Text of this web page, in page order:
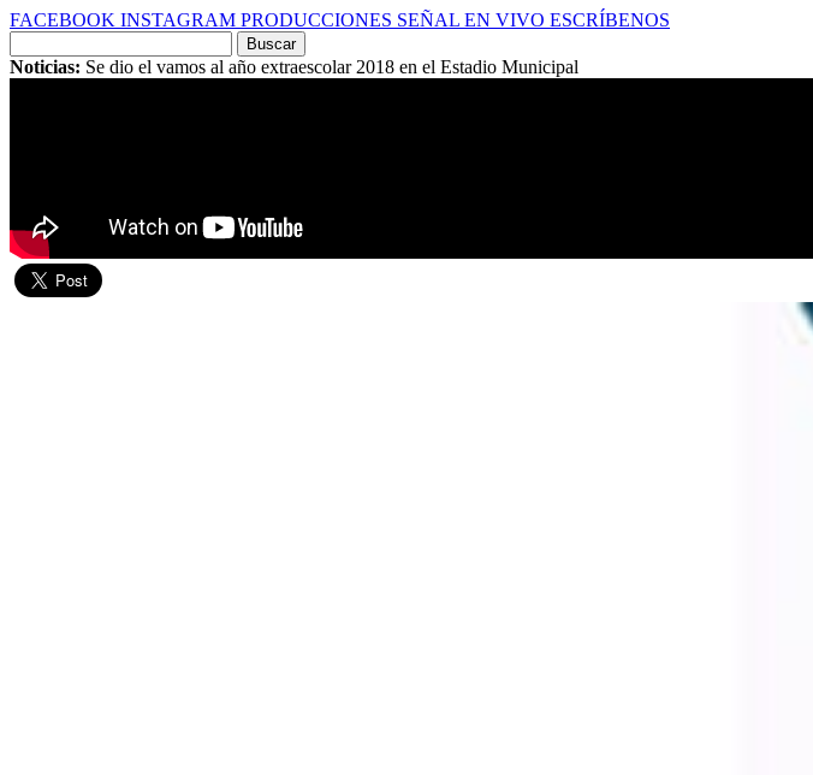
FACEBOOK INSTAGRAM PRODUCCIONES SEÑAL EN VIVO ESCRÍBENOS
por:
Noticias: Se dio el vamos al año extraescolar 2018 en el Estadio Municipal